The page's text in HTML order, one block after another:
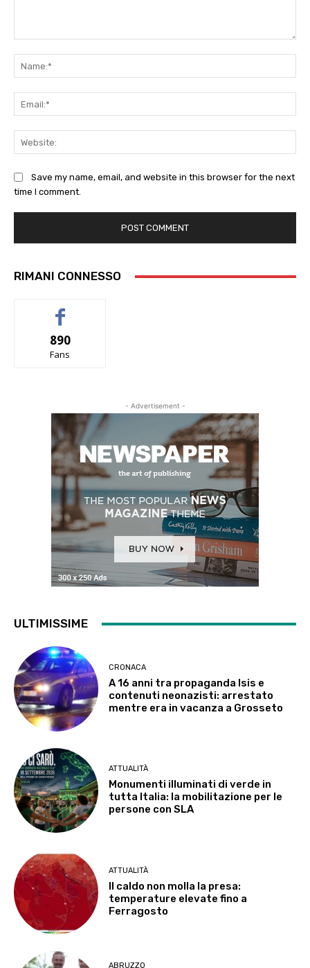
Save my name, email, and website in this browser for the next
time I comment.
RIMANI CONNESSO
890
Fans
- Advertisement -
ULTIMISSIME
CRONACA
A 16 anni tra propaganda Isis e
contenuti neonazisti: arrestato
mentre era in vacanza a Grosseto
ATTUALITÀ
Monumenti illuminati di verde in
tutta Italia: la mobilitazione per le
persone con SLA
ATTUALITÀ
Il caldo non molla la presa:
temperature elevate fino a
Ferragosto
ABRUZZO